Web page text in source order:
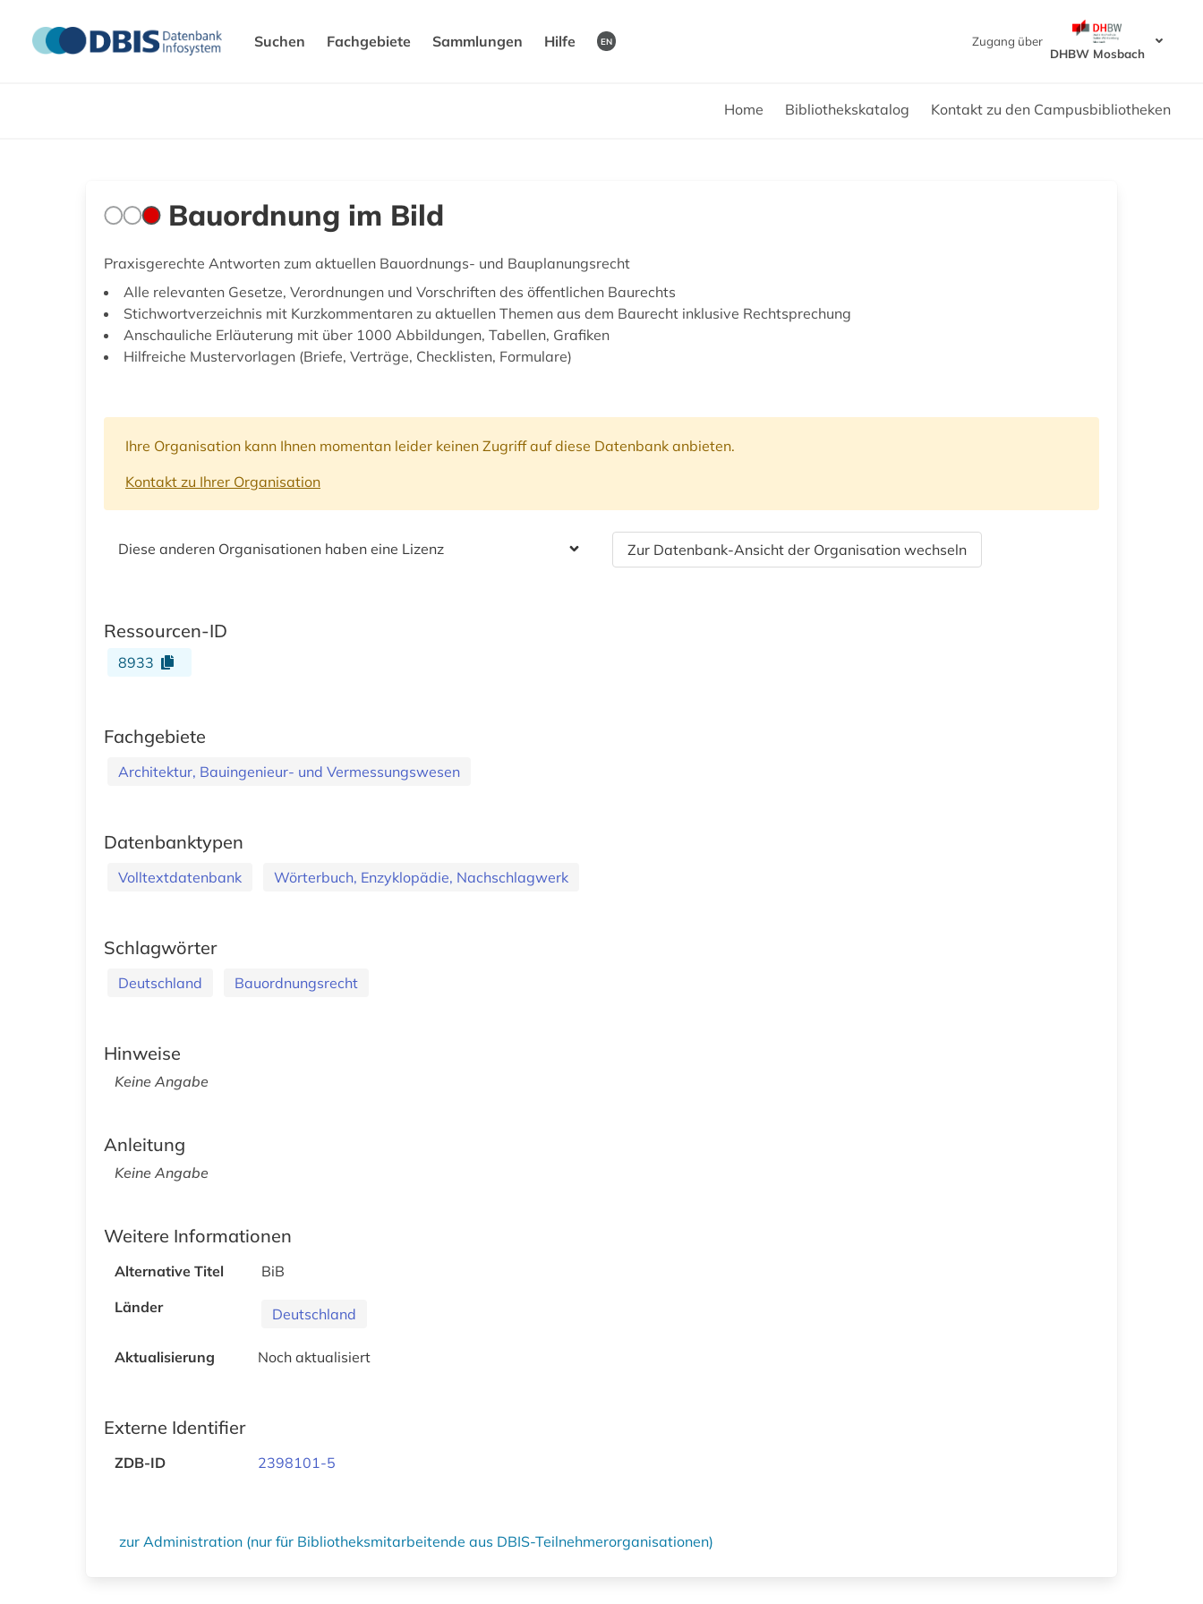
Suchen Fachgebiete Sammlungen Hilfe EN
Zugang über
DHBW Mosbach
Home Bibliothekskatalog Kontakt zu den Campusbibliotheken
Bauordnung im Bild
Praxisgerechte Antworten zum aktuellen Bauordnungs- und Bauplanungsrecht
Alle relevanten Gesetze, Verordnungen und Vorschriften des öffentlichen Baurechts
Stichwortverzeichnis mit Kurzkommentaren zu aktuellen Themen aus dem Baurecht inklusive Rechtsprechung
Anschauliche Erläuterung mit über 1000 Abbildungen, Tabellen, Grafiken
Hilfreiche Mustervorlagen (Briefe, Verträge, Checklisten, Formulare)
Ihre Organisation kann Ihnen momentan leider keinen Zugriff auf diese Datenbank anbieten.
Kontakt zu Ihrer Organisation
Diese anderen Organisationen haben eine Lizenz Zur Datenbank-Ansicht der Organisation wechseln
Ressourcen-ID
8933
Fachgebiete
Architektur, Bauingenieur- und Vermessungswesen
Datenbanktypen
Volltextdatenbank Wörterbuch, Enzyklopädie, Nachschlagwerk
Schlagwörter
Deutschland Bauordnungsrecht
Hinweise
Keine Angabe
Anleitung
Keine Angabe
Weitere Informationen
Alternative Titel
BiB
Länder
Deutschland
Aktualisierung Noch aktualisiert
Externe Identifier
ZDB-ID 2398101-5
zur Administration (nur für Bibliotheksmitarbeitende aus DBIS-Teilnehmerorganisationen)